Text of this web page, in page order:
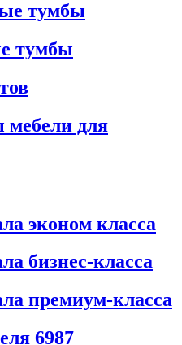
тумбы
тумбы
мебели для
эконом класса
бизнес-класса
премиум-класса
6987